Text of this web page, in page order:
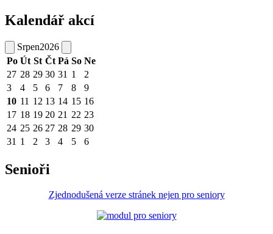
Kalendář akcí
Srpen2026
Po Út St Čt Pá So Ne
27 28 29 30 31 1
2
3
4 5 6 7 8
9
10 11 12 13 14 15 16
17 18 19 20 21 22 23
24 25 26 27 28 29 30
31 1 2 3 4 5 6
Senioři
Zjednodušená verze stránek nejen pro seniory